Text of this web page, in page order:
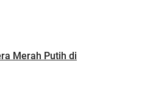
Merah Putih di